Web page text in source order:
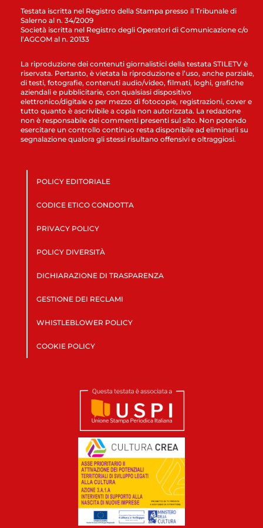
Testata iscritta nel Registro della Stampa presso il Tribunale di
Salerno al n. 34/2009
Società iscritta nel Registro degli Operatori di Comunicazione c/o
l’AGCOM al n. 20133
La riproduzione dei contenuti giornalistici della testata STILETV è
riservata. Pertanto, è vietata la riproduzione e l’uso, anche parziale,
di testi, fotografie, contenuti audio/video, filmati, loghi, grafiche
aziendali e pubblicitarie, con qualsiasi dispositivo
elettronico/digitale o per mezzo di fotocopie, registrazioni, cover e
tutto quanto è ascrivibile a copia non autorizzata. La redazione
non è responsabile dei commenti presenti sul sito. Non potendo
esercitare un controllo continuo resta disponibile ad eliminarli su
segnalazione qualora gli stessi risultano offensivi e oltraggiosi.
POLICY EDITORIALE
CODICE ETICO CONDOTTA
PRIVACY POLICY
POLICY DIVERSITÀ
DICHIARAZIONE DI TRASPARENZA
GESTIONE DEI RECLAMI
WHISTLEBLOWER POLICY
COOKIE POLICY